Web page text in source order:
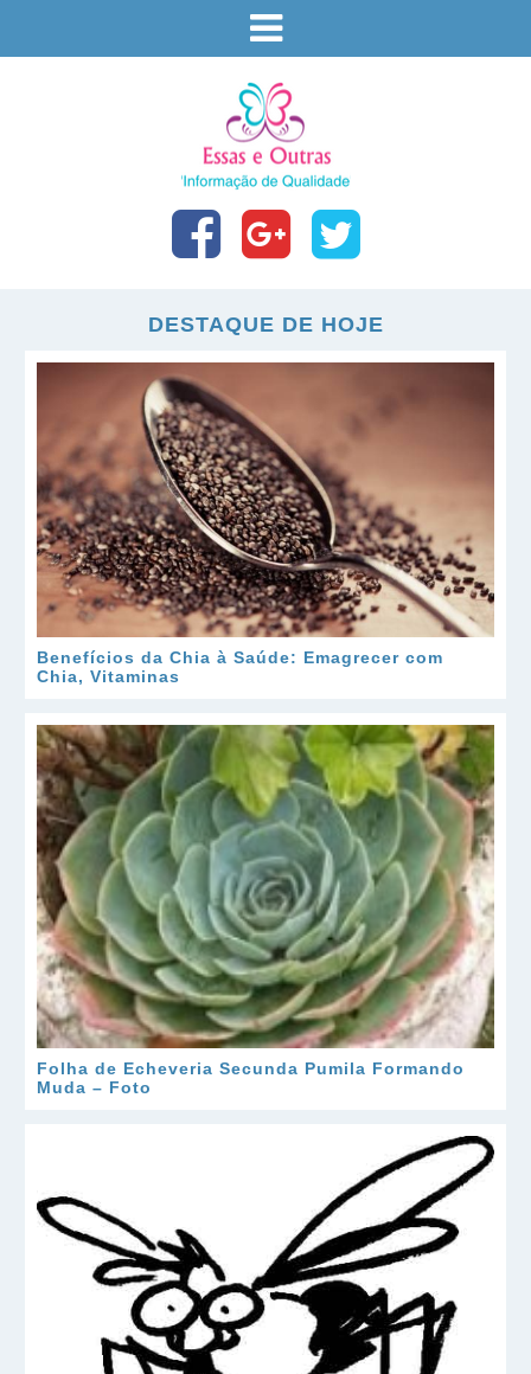
DESTAQUE DE HOJE
Benefícios da Chia à Saúde: Emagrecer com
Chia, Vitaminas
Folha de Echeveria Secunda Pumila Formando
Muda – Foto